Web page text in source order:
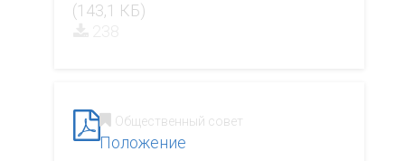
(143,1 КБ)
Общественный совет
Положение